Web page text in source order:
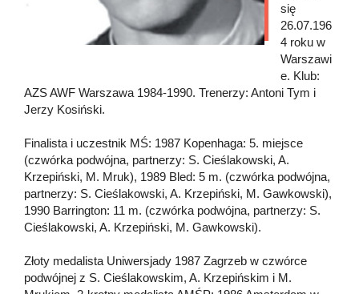
się
26.07.196
4 roku w
Warszawi
e. Klub:
AZS AWF Warszawa 1984-1990. Trenerzy: Antoni Tym i
Jerzy Kosiński.
Finalista i uczestnik MŚ: 1987 Kopenhaga: 5. miejsce
(czwórka podwójna, partnerzy: S. Cieślakowski, A.
Krzepiński, M. Mruk), 1989 Bled: 5 m. (czwórka podwójna,
partnerzy: S. Cieślakowski, A. Krzepiński, M. Gawkowski),
1990 Barrington: 11 m. (czwórka podwójna, partnerzy: S.
Cieślakowski, A. Krzepiński, M. Gawkowski).
Złoty medalista Uniwersjady 1987 Zagrzeb w czwórce
podwójnej z S. Cieślakowskim, A. Krzepińskim i M.